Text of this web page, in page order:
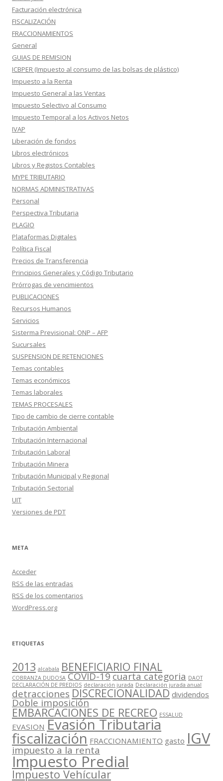
Facturación electrónica
FISCALIZACIÓN
FRACCIONAMIENTOS
General
GUIAS DE REMISION
ICBPER (Impuesto al consumo de las bolsas de plástico)
Impuesto a la Renta
Impuesto General a las Ventas
Impuesto Selectivo al Consumo
Impuesto Temporal a los Activos Netos
IVAP
Liberación de fondos
Libros electrónicos
Libros y Registos Contables
MYPE TRIBUTARIO
NORMAS ADMINISTRATIVAS
Personal
Perspectiva Tributaria
PLAGIO
Plataformas Digitales
Política Fiscal
Precios de Transferencia
Principios Generales y Código Tributario
Prórrogas de vencimientos
PUBLICACIONES
Recursos Humanos
Servicios
Sisterma Previsional: ONP – AFP
Sucursales
SUSPENSION DE RETENCIONES
Temas contables
Temas económicos
Temas laborales
TEMAS PROCESALES
Tipo de cambio de cierre contable
Tributación Ambiental
Tributación Internacional
Tributación Laboral
Tributación Minera
Tributación Municipal y Regional
Tributación Sectorial
UIT
Versiones de PDT
META
Acceder
RSS de las entradas
RSS de los comentarios
WordPress.org
ETIQUETAS
2013 alcabala BENEFICIARIO FINAL
COBRANZA DUDOSA COVID-19cuarta categoria DAOT
DECLARACIÓN DE PREDIOS declaración jurada Declaración jurada anual
detracciones DISCRECIONALIDAD dividendos
Doble imposición
EMBARCACIONES DE RECREO ESSALUD
EVASION Evasión Tributaria
fiscalización FRACCIONAMIENTO gasto IGV
impuesto a la renta
Impuesto Predial
Impuesto Vehícular